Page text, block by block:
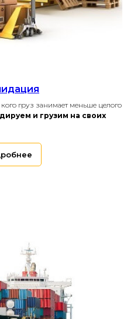
груз занимает меньше целого
и грузим на своих